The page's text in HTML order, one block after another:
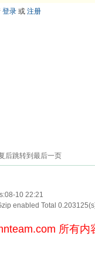
登录 或 注册
后跳转到最后一页
10 22:21
enabled Total
所有内